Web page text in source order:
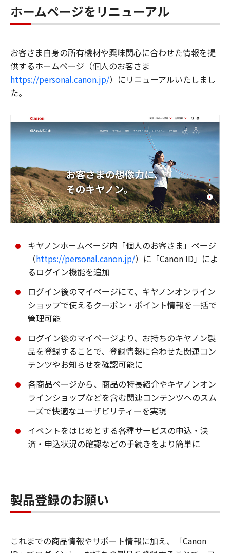
ホームページをリニューアル
お客さま自身の所有機材や興味関心に合わせた情報を提
供するホームページ（個人のお客さま
https://personal.canon.jp/）にリニューアルいたしまし
た。
キヤノンホームページ内「個人のお客さま」ページ
（https://personal.canon.jp/）に「Canon ID」によ
るログイン機能を追加
ログイン後のマイページにて、キヤノンオンライン
ショップで使えるクーポン・ポイント情報を一括で
管理可能
ログイン後のマイページより、お持ちのキヤノン製
品を登録することで、登録情報に合わせた関連コン
テンツやお知らせを確認可能に
各商品ページから、商品の特長紹介やキヤノンオン
ラインショップなどを含む関連コンテンツへのスム
ーズで快適なユーザビリティーを実現
イベントをはじめとする各種サービスの申込・決
済・申込状況の確認などの手続きをより簡単に
製品登録のお願い
これまでの商品情報やサポート情報に加え、「Canon